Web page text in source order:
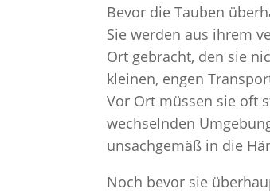
Bevor die Tauben
Sie werden aus ihrem
Ort gebracht, den sie
kleinen, engen
Vor Ort müssen sie oft
wechselnden
unsachgemäß in die
Noch bevor sie